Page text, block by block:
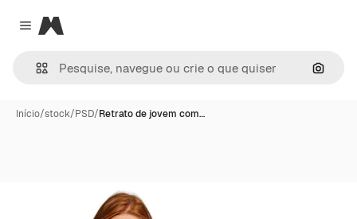
Close menu
Magnific
Início/stock/PSD/Retrato de jovem com…